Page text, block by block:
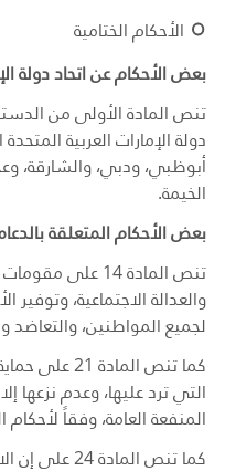
الأحكام الختامية
بعض الأحكام عن اتحاد دولة
تنص المادة الأولى من
دولة الإمارات العربية
أبوظبي، ودبي، والشارقة،
الخيمة.
بعض الأحكام المتعلقة
تنص المادة 14
والعدالة الاجتماعية، وتوفير
لجميع المواطنين، والتعاضد
كما تنص
التي ترد عليها، وعدم نزعها
المنفعة العامة، وفقاً
كما تنص